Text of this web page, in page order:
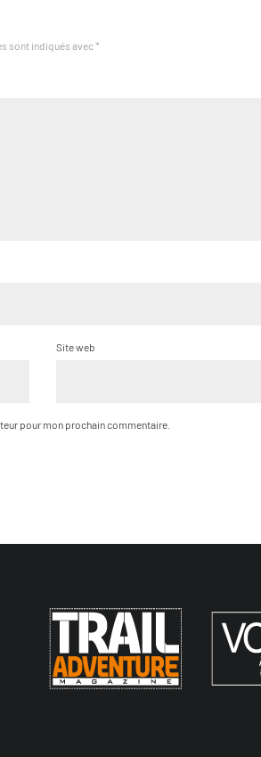
sont indiqués avec *
Site web
pour mon prochain commentaire.